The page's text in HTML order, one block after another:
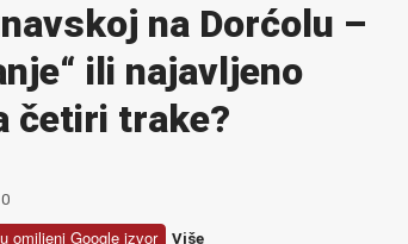
na Dorćolu –
ili najavljeno
četiri trake?
0
omiljeni Google izvor Više